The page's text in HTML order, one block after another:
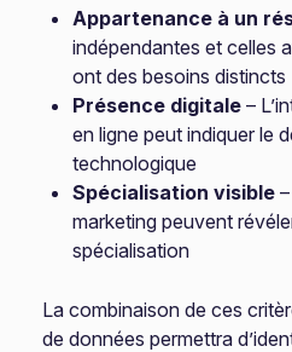
Appartenance à un
indépendantes et celles
ont des besoins distincts
Présence digitale –
en ligne peut indiquer le
technologique
Spécialisation visible
marketing peuvent
spécialisation
La combinaison de ces
de données permettra